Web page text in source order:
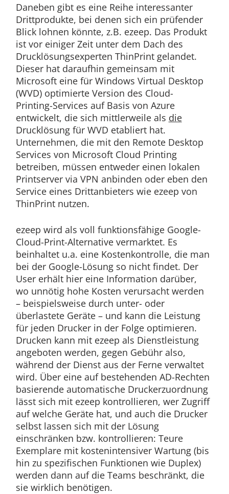
Daneben gibt es eine Reihe interessanter
Drittprodukte, bei denen sich ein prüfender
Blick lohnen könnte, z.B. ezeep. Das Produkt
ist vor einiger Zeit unter dem Dach des
Drucklösungsexperten ThinPrint gelandet.
Dieser hat daraufhin gemeinsam mit
Microsoft eine für Windows Virtual Desktop
(WVD) optimierte Version des Cloud-
Printing-Services auf Basis von Azure
entwickelt, die sich mittlerweile als die
Drucklösung für WVD etabliert hat.
Unternehmen, die mit den Remote Desktop
Services von Microsoft Cloud Printing
betreiben, müssen entweder einen lokalen
Printserver via VPN anbinden oder eben den
Service eines Drittanbieters wie ezeep von
ThinPrint nutzen.
ezeep wird als voll funktionsfähige Google-
Cloud-Print-Alternative vermarktet. Es
beinhaltet u.a. eine Kostenkontrolle, die man
bei der Google-Lösung so nicht findet. Der
User erhält hier eine Information darüber,
wo unnötig hohe Kosten verursacht werden
– beispielsweise durch unter- oder
überlastete Geräte – und kann die Leistung
für jeden Drucker in der Folge optimieren.
Drucken kann mit ezeep als Dienstleistung
angeboten werden, gegen Gebühr also,
während der Dienst aus der Ferne verwaltet
wird. Über eine auf bestehenden AD-Rechten
basierende automatische Druckerzuordnung
lässt sich mit ezeep kontrollieren, wer Zugriff
auf welche Geräte hat, und auch die Drucker
selbst lassen sich mit der Lösung
einschränken bzw. kontrollieren: Teure
Exemplare mit kostenintensiver Wartung (bis
hin zu spezifischen Funktionen wie Duplex)
werden dann auf die Teams beschränkt, die
sie wirklich benötigen.